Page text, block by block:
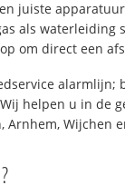
juiste
als waterleiding
om direct een
alarmlijn;
helpen u in de
Arnhem, Wijchen